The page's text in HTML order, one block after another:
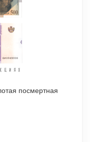
посмертная